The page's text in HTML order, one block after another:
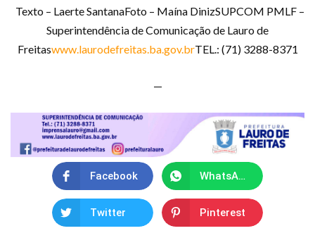
Texto – Laerte SantanaFoto – Maína DinizSUPCOM PMLF –
Superintendência de Comunicação de Lauro de
Freitaswww.laurodefreitas.ba.gov.brTEL.: (71) 3288-8371
—
Facebook WhatsApp
Twitter Pinterest